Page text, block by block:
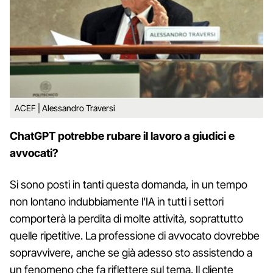
ACEF | Alessandro Traversi
ChatGPT potrebbe rubare il lavoro a giudici e
avvocati?
Si sono posti in tanti questa domanda, in un tempo
non lontano indubbiamente l’IA in tutti i settori
comporterà la perdita di molte attività, soprattutto
quelle ripetitive. La professione di avvocato dovrebbe
sopravvivere, anche se già adesso sto assistendo a
un fenomeno che fa riflettere sul tema. Il cliente